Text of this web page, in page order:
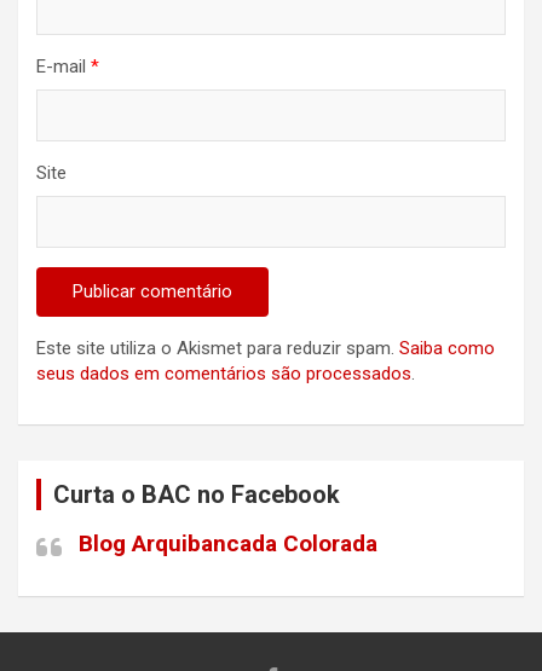
E-mail *
Site
Este site utiliza o Akismet para reduzir spam. Saiba como
seus dados em comentários são processados.
Curta o BAC no Facebook
Blog Arquibancada Colorada